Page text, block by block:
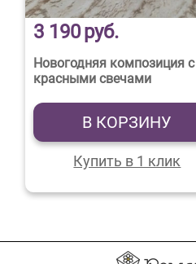
3 190руб.
Новогодняя композиция с
красными свечами
В КОРЗИНУ
Купить в 1 клик